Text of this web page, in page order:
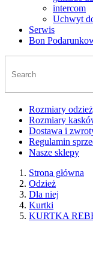
intercom
Uchwyt
Serwis
Bon
Rozmiary
Rozmiary
Dostawa i
Regulamin
Nasze sklepy
Strona główna
Odzież
Dla niej
Kurtki
KURTKA